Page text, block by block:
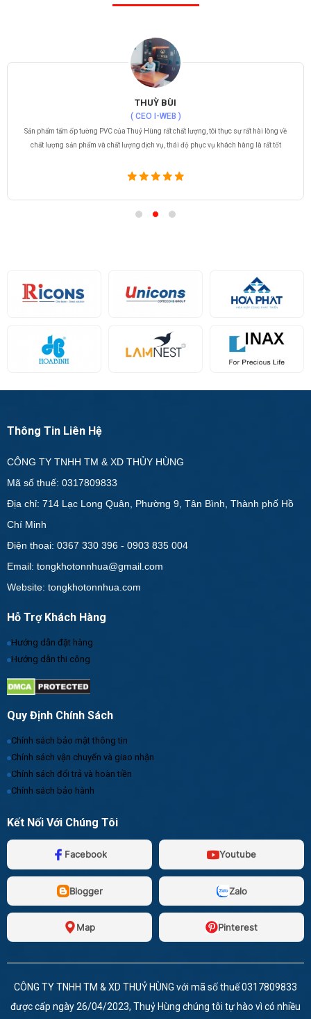
LÊ THẾ CHUNG
( CEO Nhân Kiệt )
Tấm lợp Poly của Thuỷ Hùng cung cấp thực sự có chất lượng rất tốt, độ bền cao, các bạn
giao hàng rất đúng mẫu mã tôi đặt, thời gian giao hàng nhanh chóng và rất tận tâm với
Thông Tin Liên Hệ
CÔNG TY TNHH TM & XD THỦY HÙNG
Mã số thuế: 0317809833
Địa chỉ: 714 Lạc Long Quân, Phường 9, Tân Bình, Thành phố Hồ
Chí Minh
Điện thoại: 0367 330 396 - 0903 835 004
Email: tongkhotonnhua@gmail.com
Website: tongkhotonnhua.com
Hỗ Trợ Khách Hàng
Hướng dẫn đặt hàng
Hướng dẫn thi công
Quy Định Chính Sách
Chính sách bảo mật thông tin
Chính sách vận chuyển và giao nhận
Chính sách đổi trả và hoàn tiền
Chính sách bảo hành
Kết Nối Với Chúng Tôi
Facebook Youtube
Blogger Zalo
Map Pinterest
CÔNG TY TNHH TM & XD THUỶ HÙNG với mã số thuế 0317809833
được cấp ngày 26/04/2023, Thuỷ Hùng chúng tôi tự hào vì có nhiều